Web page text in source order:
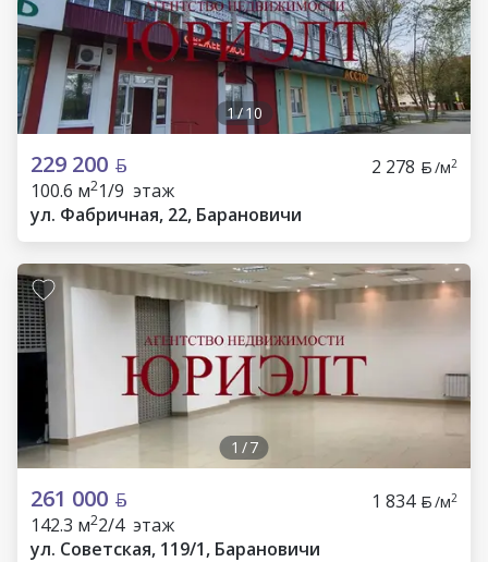
1/10
229 200 2 278 /м2
100.6 м21/9 этаж
ул. Фабричная, 22, Барановичи
1 /7
261 000 1 834 /м2
142.3 м22/4 этаж
ул. Советская, 119/1, Барановичи